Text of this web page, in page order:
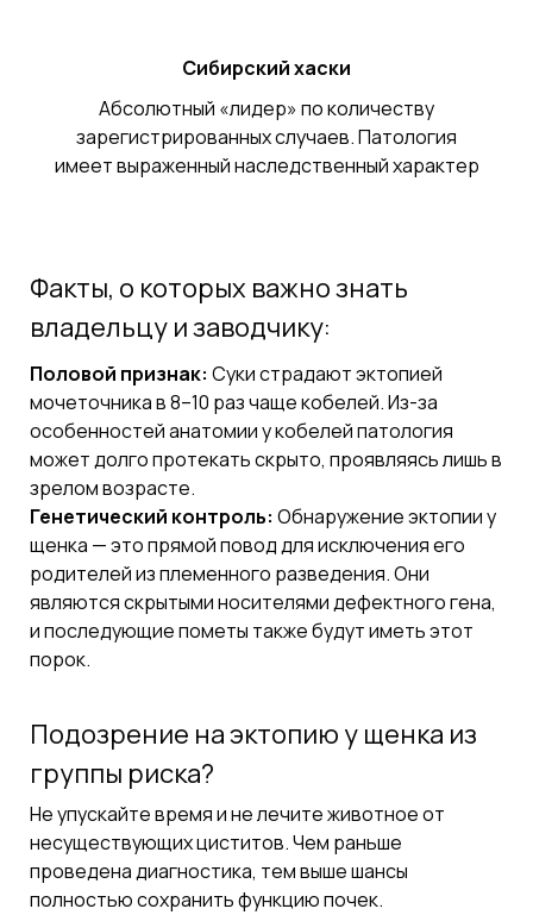
Сибирский хаски
Абсолютный «лидер» по количеству
зарегистрированных случаев. Патология
имеет выраженный наследственный характер
Факты, о которых важно знать
владельцу и заводчику:
Половой признак: Суки страдают эктопией
мочеточника в 8–10 раз чаще кобелей. Из-за
особенностей анатомии у кобелей патология
может долго протекать скрыто, проявляясь лишь в
зрелом возрасте.
Генетический контроль: Обнаружение эктопии у
щенка — это прямой повод для исключения его
родителей из племенного разведения. Они
являются скрытыми носителями дефектного гена,
и последующие пометы также будут иметь этот
порок.
Подозрение на эктопию у щенка из
группы риска?
Не упускайте время и не лечите животное от
несуществующих циститов. Чем раньше
проведена диагностика, тем выше шансы
полностью сохранить функцию почек.